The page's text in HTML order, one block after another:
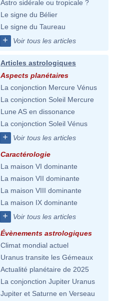
Astro sidérale ou tropicale ?
Le signe du Bélier
Le signe du Taureau
+ Voir tous les articles
Articles astrologiques
Aspects planétaires
La conjonction Mercure Vénus
La conjonction Soleil Mercure
Lune AS en dissonance
La conjonction Soleil Vénus
+ Voir tous les articles
Caractérologie
La maison VI dominante
La maison VII dominante
La maison VIII dominante
La maison IX dominante
+ Voir tous les articles
Évènements astrologiques
Climat mondial actuel
Uranus transite les Gémeaux
Actualité planétaire de 2025
La conjonction Jupiter Uranus
Jupiter et Saturne en Verseau